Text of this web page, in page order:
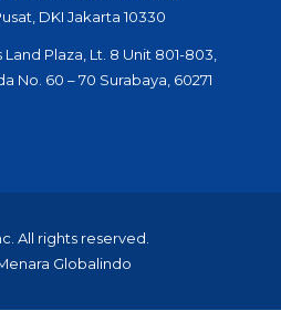
DKI Jakarta 10330
Land Plaza, Lt. 8 Unit 801-803,
No. 60 – 70 Surabaya, 60271
All rights reserved.
Globalindo